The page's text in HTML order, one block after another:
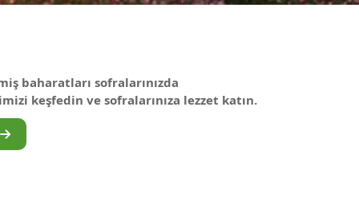
baharatları sofralarınızda
keşfedin ve sofralarınıza lezzet katın.